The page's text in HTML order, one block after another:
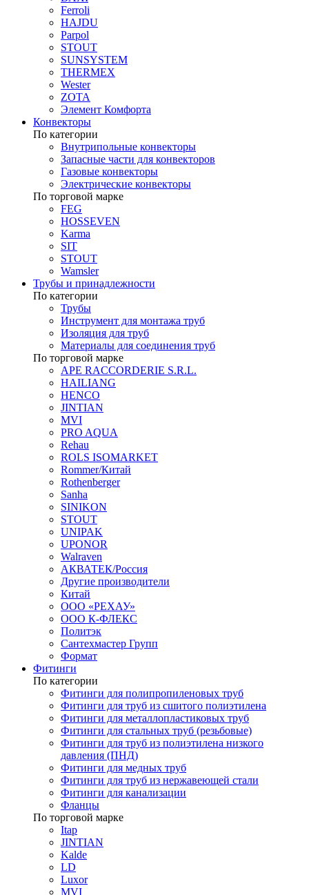
Ferroli
HAJDU
Parpol
STOUT
SUNSYSTEM
THERMEX
Wester
ZOTA
Элемент Комфорта
Конвекторы
По категории
Внутрипольные конвекторы
Запасные части для конвекторов
Газовые конвекторы
Электрические конвекторы
По торговой марке
FEG
HOSSEVEN
Karma
SIT
STOUT
Wamsler
Трубы и принадлежности
По категории
Трубы
Инструмент для монтажа труб
Изоляция для труб
Материалы для соединения труб
По торговой марке
APE RACCORDERIE S.R.L.
HAILIANG
HENCO
JINTIAN
MVI
PRO AQUA
Rehau
ROLS ISOMARKET
Rommer/Китай
Rothenberger
Sanha
SINIKON
STOUT
UNIPAK
UPONOR
Walraven
АКВАТЕК/Россия
Другие производители
Китай
ООО «РЕХАУ»
ООО К-ФЛЕКС
Политэк
Сантехмастер Групп
Формат
Фитинги
По категории
Фитинги для полипропиленовых труб
Фитинги для труб из сшитого полиэтилена
Фитинги для металлопластиковых труб
Фитинги для стальных труб (резьбовые)
Фитинги для труб из полиэтилена низкого
давления (ПНД)
Фитинги для медных труб
Фитинги для труб из нержавеющей стали
Фитинги для канализации
Фланцы
По торговой марке
Itap
JINTIAN
Kalde
LD
Luxor
MVI